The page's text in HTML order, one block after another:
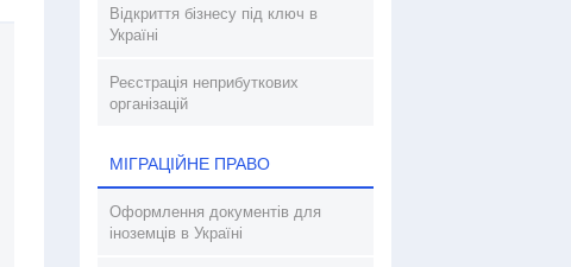
Відкриття бізнесу під ключ в
Україні
Реєстрація неприбуткових
організацій
МІГРАЦІЙНЕ ПРАВО
Оформлення документів для
іноземців в Україні